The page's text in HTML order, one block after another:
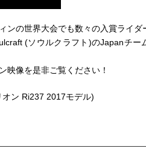
ンの世界大会でも数々の入賞ライダ
(ソウルクラフト)のJapanチー
映像を是非ご覧ください！
ン Ri237 2017モデル)